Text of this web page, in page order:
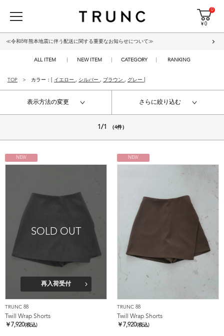
0
¥ 0
≪令和8年熊本地震に伴う配送に関する重要なお知らせについて≫
ALL ITEM NEW ITEM CATEGORY RANKING
TOP カラー：[ イエロー , シルバー , ブラウン , グレー
表示方法の変更 さらに絞り込む
1/1 （4件）
NEW
SOLD OUT
再入荷受付
TRUNC 88
Twill Wrap Shorts
￥ 7,920(税込)
NEW
TRUNC 88
Twill Wrap Shorts
￥ 7,920(税込)